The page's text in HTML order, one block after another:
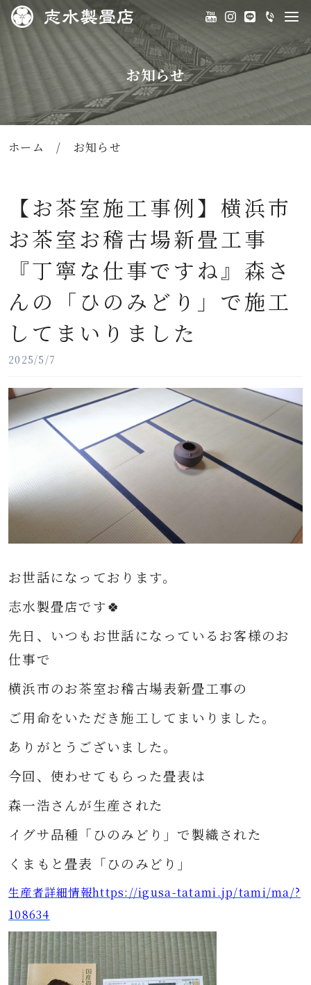
お知らせ
ホーム / お知らせ
【お茶室施工事例】横浜市
お茶室お稽古場新畳工事
『丁寧な仕事ですね』森さ
んの「ひのみどり」で施工
してまいりました
2025/5/7
お世話になっております。
志水製畳店です🍀
先日、いつもお世話になっているお客様のお
仕事で
横浜市のお茶室お稽古場表新畳工事の
ご用命をいただき施工してまいりました。
ありがとうございました。
今回、使わせてもらった畳表は
森一浩さんが生産された
イグサ品種「ひのみどり」で製織された
くまもと畳表 「ひのみどり」
生産者詳細情報https://igusa-tatami.jp/tami/ma/?
108634